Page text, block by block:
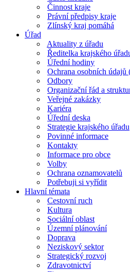
Činnost kraje
Právní předpisy kraje
Zlínský kraj pomáhá
Úřad
Aktuality z úřadu
Ředitelka krajského
Úřední hodiny
Ochrana osobních údajů
Odbory
Organizační řád a
Veřejné zakázky
Kariéra
Úřední deska
Strategie krajského úřadu
Povinné informace
Kontakty
Informace pro obce
Volby
Ochrana oznamovatelů
Potřebuji si vyřídit
Hlavní témata
Cestovní ruch
Kultura
Sociální oblast
Územní plánování
Doprava
Neziskový sektor
Strategický rozvoj
Zdravotnictví